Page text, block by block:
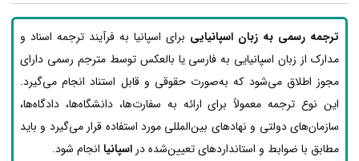
ترجمه رسمی به زبان اسپانیایی برای اسپانیا به فرآیند ترجمه اسناد و
مدارک از زبان اسپانیایی به فارسی یا بالعکس توسط مترجم رسمی دارای
مجوز اطلاق می‌شود که به‌صورت حقوقی و قابل استناد انجام می‌گیرد.
این نوع ترجمه معمولاً برای ارائه به سفارت‌ها، دانشگاه‌ها، دادگاه‌ها،
سازمان‌های دولتی و نهادهای بین‌المللی مورد استفاده قرار می‌گیرد و باید
مطابق با ضوابط و استانداردهای تعیین‌شده در اسپانیا انجام شود.